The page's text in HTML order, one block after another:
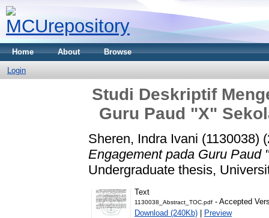
Home About Browse
Login
Studi Deskriptif
Guru Paud "X"
Sheren, Indra Ivani (1130038)
Engagement pada Guru
Undergraduate thesis,
Text
1130038_Abstract_TOC.pdf - Accepted
Download (240Kb) | Preview